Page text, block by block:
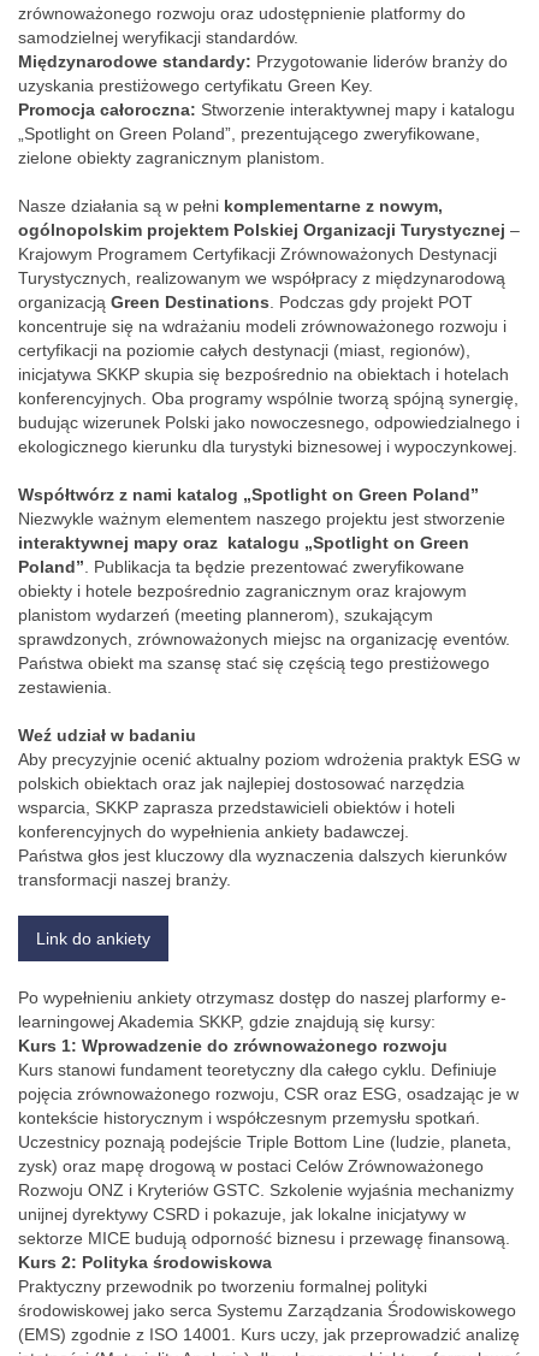
zrównoważonego rozwoju oraz udostępnienie platformy do
samodzielnej weryfikacji standardów.
Międzynarodowe standardy: Przygotowanie liderów branży do
uzyskania prestiżowego certyfikatu Green Key.
Promocja całoroczna: Stworzenie interaktywnej mapy i katalogu
„Spotlight on Green Poland”, prezentującego zweryfikowane,
zielone obiekty zagranicznym planistom.
Nasze działania są w pełni komplementarne z nowym,
ogólnopolskim projektem Polskiej Organizacji Turystycznej –
Krajowym Programem Certyfikacji Zrównoważonych Destynacji
Turystycznych, realizowanym we współpracy z międzynarodową
organizacją Green Destinations . Podczas gdy projekt POT
koncentruje się na wdrażaniu modeli zrównoważonego rozwoju i
certyfikacji na poziomie całych destynacji (miast, regionów),
inicjatywa SKKP skupia się bezpośrednio na obiektach i hotelach
konferencyjnych. Oba programy wspólnie tworzą spójną synergię,
budując wizerunek Polski jako nowoczesnego, odpowiedzialnego i
ekologicznego kierunku dla turystyki biznesowej i wypoczynkowej.
Współtwórz z nami katalog „Spotlight on Green Poland”
Niezwykle ważnym elementem naszego projektu jest stworzenie
interaktywnej mapy oraz katalogu „Spotlight on Green
Poland” . Publikacja ta będzie prezentować zweryfikowane
obiekty i hotele bezpośrednio zagranicznym oraz krajowym
planistom wydarzeń (meeting plannerom), szukającym
sprawdzonych, zrównoważonych miejsc na organizację eventów.
Państwa obiekt ma szansę stać się częścią tego prestiżowego
zestawienia.
Weź udział w badaniu
Aby precyzyjnie ocenić aktualny poziom wdrożenia praktyk ESG w
polskich obiektach oraz jak najlepiej dostosować narzędzia
wsparcia, SKKP zaprasza przedstawicieli obiektów i hoteli
konferencyjnych do wypełnienia ankiety badawczej.
Państwa głos jest kluczowy dla wyznaczenia dalszych kierunków
transformacji naszej branży.
Link do ankiety
Po wypełnieniu ankiety otrzymasz dostęp do naszej plarformy e-
learningowej Akademia SKKP, gdzie znajdują się kursy:
Kurs 1: Wprowadzenie do zrównoważonego rozwoju
Kurs stanowi fundament teoretyczny dla całego cyklu. Definiuje
pojęcia zrównoważonego rozwoju, CSR oraz ESG, osadzając je w
kontekście historycznym i współczesnym przemysłu spotkań.
Uczestnicy poznają podejście Triple Bottom Line (ludzie, planeta,
zysk) oraz mapę drogową w postaci Celów Zrównoważonego
Rozwoju ONZ i Kryteriów GSTC. Szkolenie wyjaśnia mechanizmy
unijnej dyrektywy CSRD i pokazuje, jak lokalne inicjatywy w
sektorze MICE budują odporność biznesu i przewagę finansową.
Kurs 2: Polityka środowiskowa
Praktyczny przewodnik po tworzeniu formalnej polityki
środowiskowej jako serca Systemu Zarządzania Środowiskowego
(EMS) zgodnie z ISO 14001. Kurs uczy, jak przeprowadzić analizę